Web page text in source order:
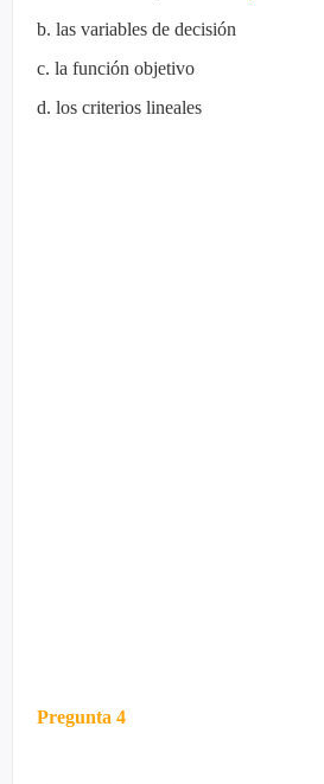
b. las variables de decisión
c. la función objetivo
d. los criterios lineales
Pregunta 4